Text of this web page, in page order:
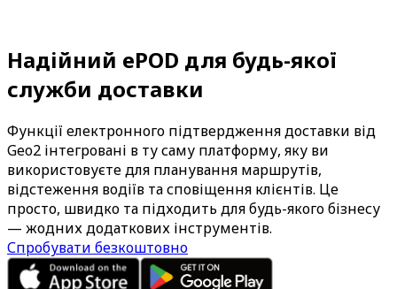
Надійний ePOD для будь-якої
служби доставки
Функції електронного підтвердження доставки від
Geo2 інтегровані в ту саму платформу, яку ви
використовуєте для планування маршрутів,
відстеження водіїв та сповіщення клієнтів. Це
просто, швидко та підходить для будь-якого бізнесу
— жодних додаткових інструментів.
Спробувати безкоштовно